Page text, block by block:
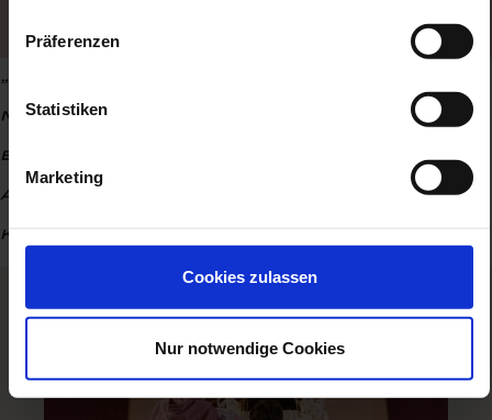
Präferenzen
Statistiken
Marketing
Cookies zulassen
Nur notwendige Cookies
„wer staunt, will mehr wissen. bei
meissen werden kinder zum mitmachen
ermutigt und lernen auf spielerische
art das geheimnis des porzellans
kennen.“